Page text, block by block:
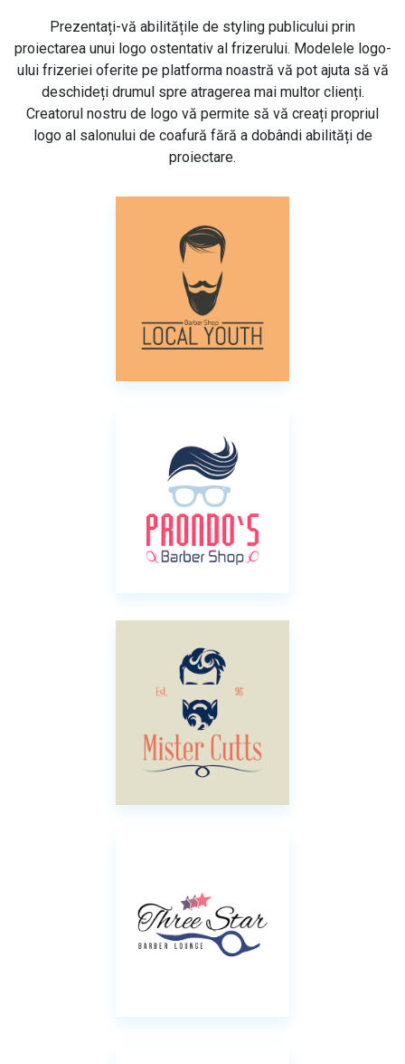
Prezentați-vă abilitățile de styling publicului prin
proiectarea unui logo ostentativ al frizerului. Modelele logo-
ului frizeriei oferite pe platforma noastră vă pot ajuta să vă
deschideți drumul spre atragerea mai multor clienți.
Creatorul nostru de logo vă permite să vă creați propriul
logo al salonului de coafură fără a dobândi abilități de
proiectare.